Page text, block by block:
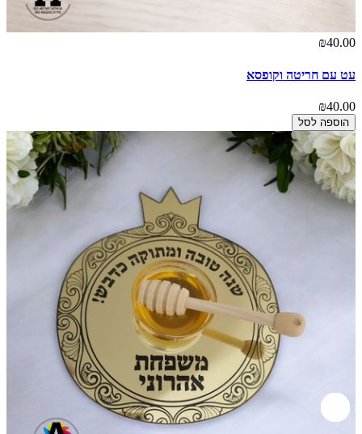
₪40.00
עט עם חריטה וקופסא
₪40.00
הוספה לסל